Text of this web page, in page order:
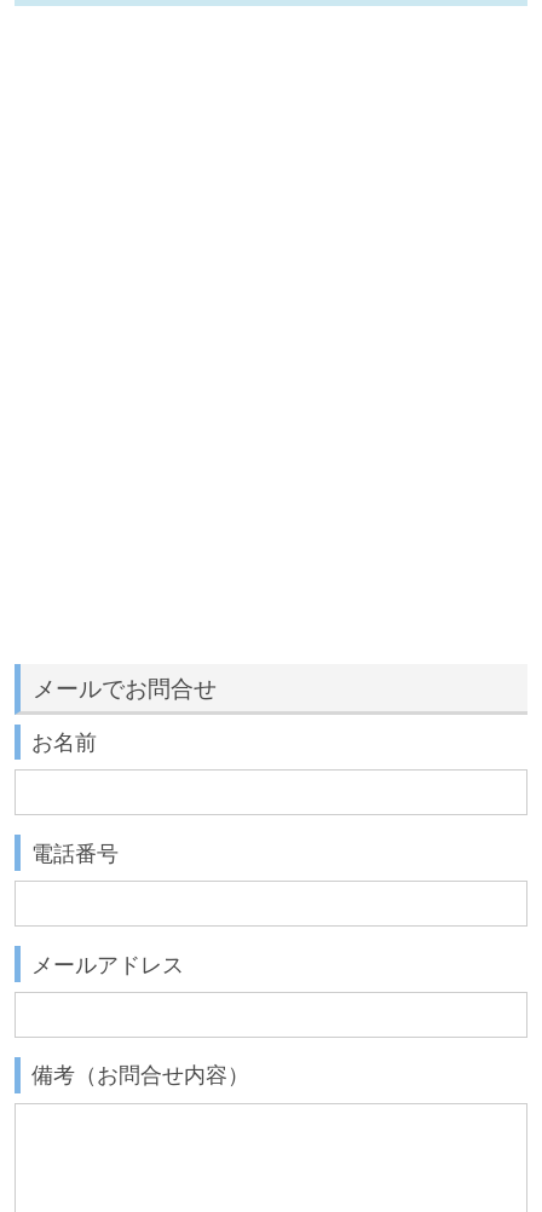
メールでお問合せ
お名前
電話番号
メールアドレス
備考（お問合せ内容）